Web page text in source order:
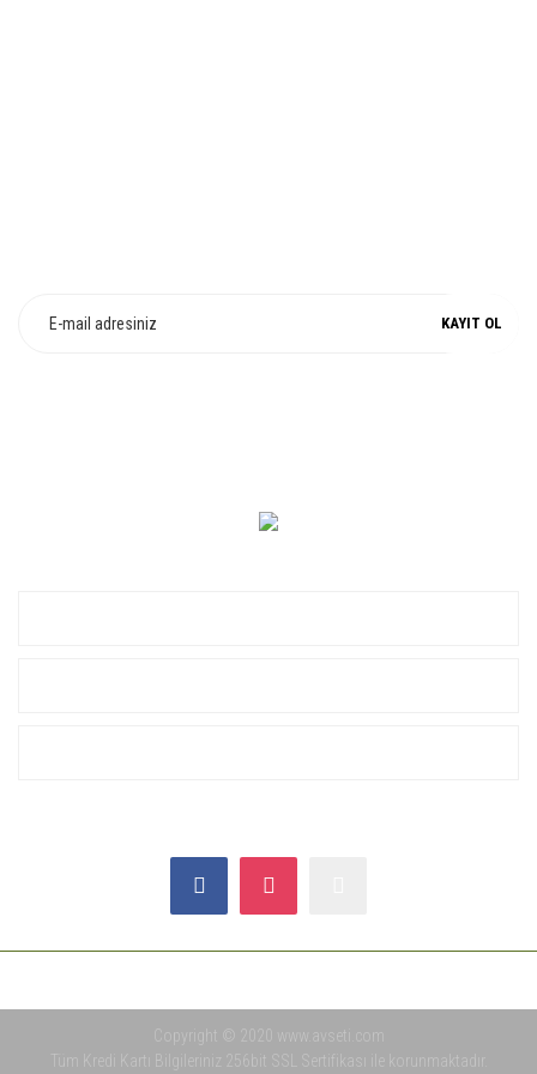
KAYIT OL
Copyright © 2020 www.avseti.com
Tüm Kredi Kartı Bilgileriniz 256bit SSL Sertifikası ile korunmaktadır.